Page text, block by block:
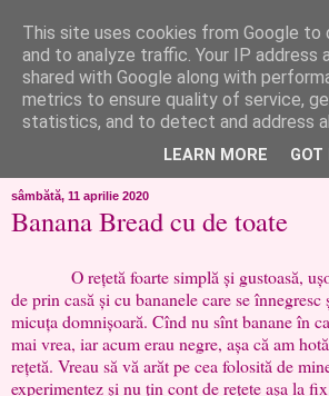
like ?...or not!
..de toate!!!!!..alandala...cum imi trec prin
chef..incercate pe pielea mea..
sâmbătă, 11 aprilie 2020
Banana Bread cu de toate
O rețetă foarte simplă și gustoasă,
de prin casă și cu bananele care se
micuța domnișoară. Cînd nu sînt banane în
mai vrea, iar acum erau negre, așa că am
rețetă. Vreau să vă arăt pe cea folosită de
experimentez și nu țin cont de rețete așa la
This site uses cookies from Google to
and to analyze traffic. Your IP address
shared with Google along with
metrics to ensure quality of service,
statistics, and to detect and address
LEARN MORE GOT